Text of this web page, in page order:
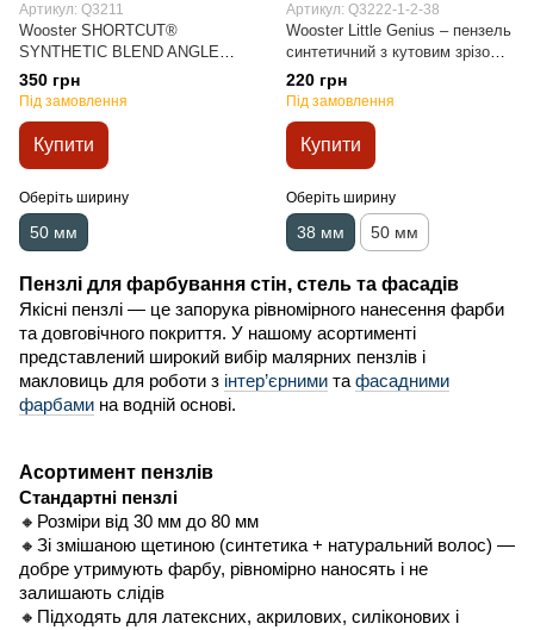
Артикул: Q3211
Wooster SHORTCUT®
SYNTHETIC BLEND ANGLE
SASH – пензель синтетичний з
кутовим зрізом 50 мм (2")
350 грн
Під замовлення
Купити
Оберіть ширину
50 мм
Артикул: Q3222-1-2-38
Wooster Little Genius – пензель
синтетичний з кутовим зрізом
38мм (1,5")
220 грн
Під замовлення
Купити
Оберіть ширину
38 мм 50 мм
Пензлі для фарбування стін, стель та фасадів
Якісні пензлі — це запорука рівномірного нанесення фарби
та довговічного покриття. У нашому асортименті
представлений широкий вибір малярних пензлів і
макловиць для роботи з інтер’єрними та фасадними
фарбами на водній основі.
Асортимент пензлів
Стандартні пензлі
🔸Розміри від 30 мм до 80 мм
🔸Зі змішаною щетиною (синтетика + натуральний волос) —
добре утримують фарбу, рівномірно наносять і не
залишають слідів
🔸Підходять для латексних, акрилових, силіконових і